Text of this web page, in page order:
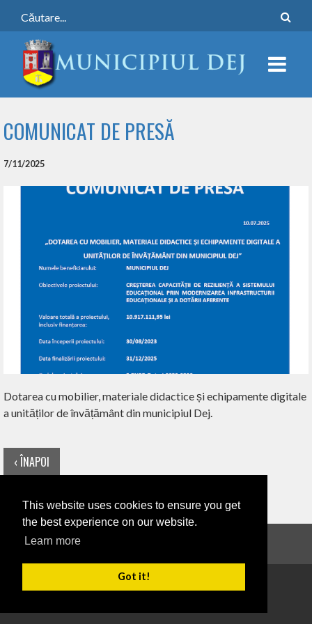
This website uses cookies to ensure you get
the best experience on our website.
Learn more
Got it!
COMUNICAT DE PRESĂ
7/11/2025
Dotarea cu mobilier, materiale didactice și echipamente digitale
a unităților de învățământ din municipiul Dej.
‹ ÎNAPOI
Anunțuri
Copyright 2026